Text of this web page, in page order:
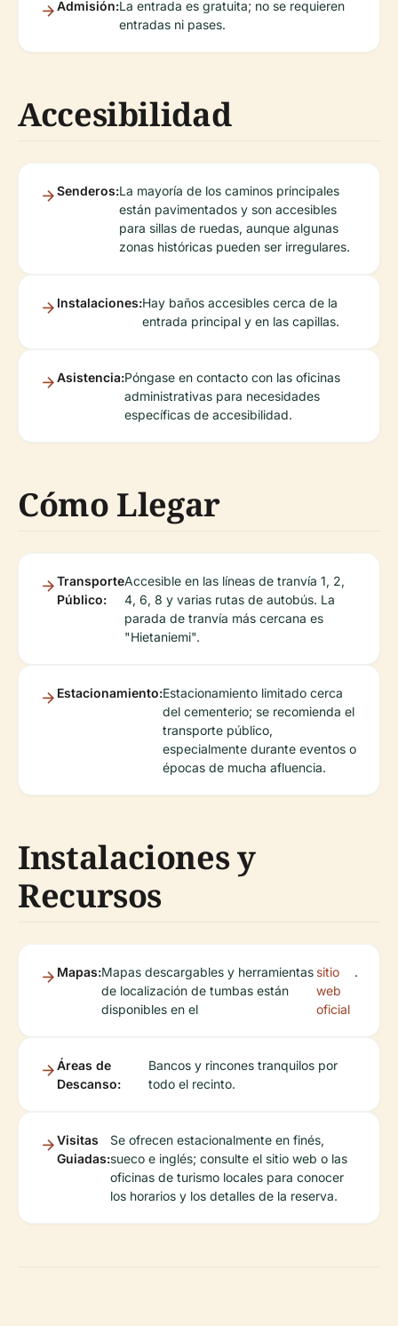
Admisión:La entrada es gratuita; no se requieren
entradas ni pases.
Accesibilidad
Senderos:La mayoría de los caminos principales
están pavimentados y son accesibles
para sillas de ruedas, aunque algunas
zonas históricas pueden ser irregulares.
Instalaciones:Hay baños accesibles cerca de la
entrada principal y en las capillas.
Asistencia:Póngase en contacto con las oficinas
administrativas para necesidades
específicas de accesibilidad.
Cómo Llegar
Transporte
Público:
Accesible en las líneas de tranvía 1, 2,
4, 6, 8 y varias rutas de autobús. La
parada de tranvía más cercana es
"Hietaniemi".
Estacionamiento:Estacionamiento limitado cerca
del cementerio; se recomienda el
transporte público,
especialmente durante eventos o
épocas de mucha afluencia.
Instalaciones y
Recursos
Mapas:Mapas descargables y herramientas
de localización de tumbas están
disponibles en el
sitio
web
oficial
.
Áreas de
Descanso:
Bancos y rincones tranquilos por
todo el recinto.
Visitas
Guiadas:
Se ofrecen estacionalmente en finés,
sueco e inglés; consulte el sitio web o las
oficinas de turismo locales para conocer
los horarios y los detalles de la reserva.